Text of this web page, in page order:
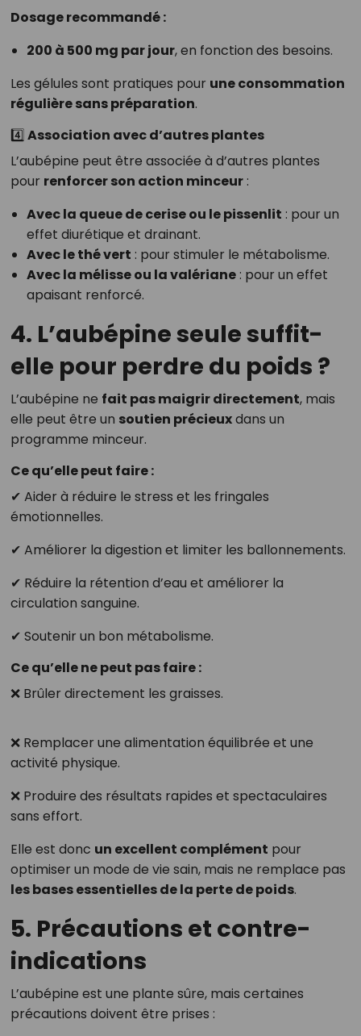
Dosage recommandé :
200 à 500 mg par jour, en fonction des besoins.
Les gélules sont pratiques pour une consommation
régulière sans préparation.
4️⃣ Association avec d’autres plantes
L’aubépine peut être associée à d’autres plantes
pour renforcer son action minceur:
Avec la queue de cerise ou le pissenlit : pour un
effet diurétique et drainant.
Avec le thé vert : pour stimuler le métabolisme.
Avec la mélisse ou la valériane: pour un effet
apaisant renforcé.
4. L’aubépine seule suffit-
elle pour perdre du poids ?
L’aubépine ne fait pas maigrir directement, mais
elle peut être un soutien précieuxdans un
programme minceur.
Ce qu’elle peut faire :
✔ Aider à réduire le stress et les fringales
émotionnelles.
✔ Améliorer la digestion et limiter les ballonnements.
✔ Réduire la rétention d’eau et améliorer la
circulation sanguine.
✔ Soutenir un bon métabolisme.
Ce qu’elle ne peut pas faire :
❌ Brûler directement les graisses.
❌ Remplacer une alimentation équilibrée et une
activité physique.
❌ Produire des résultats rapides et spectaculaires
sans effort.
Elle est donc un excellent complément pour
optimiser un mode de vie sain, mais ne remplace pas
les bases essentielles de la perte de poids.
5. Précautions et contre-
indications
L’aubépine est une plante sûre, mais certaines
précautions doivent être prises :